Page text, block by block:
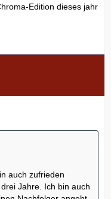
Edition dieses jahr
auch zufrieden
Jahre. Ich bin auch